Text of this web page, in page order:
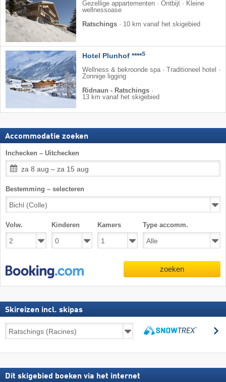
Gezellige appartementen · Ontbijt · Kleine
wellnessoase
Ratschings · 10 km vanaf het skigebied
Hotel Plunhof ****S
Wellness & bekroonde spa · Traditioneel hotel ·
Zonnige ligging
Ridnaun - Ratschings ·
13 km vanaf het skigebied
Accommodatie zoeken
Inchecken – Uitchecken
za 8 aug – za 15 aug
Bestemming – selecteren
Volw. Kinderen Kamers Type accomm.
zoeken
Skireizen incl. skipas
incl.
Dit skigebied boeken via het internet